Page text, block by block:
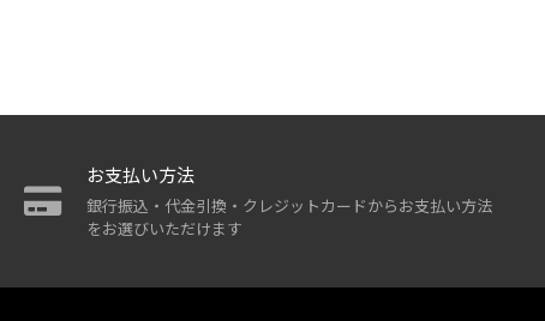
お支払い方法
銀行振込・代金引換・クレジットカードからお支払い方法
をお選びいただけます